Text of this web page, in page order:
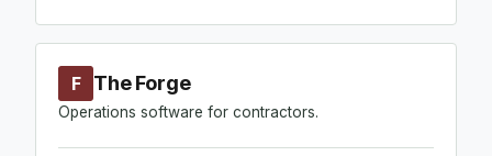
F The Forge
Operations software for contractors.